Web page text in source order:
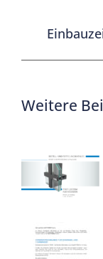
Weitere